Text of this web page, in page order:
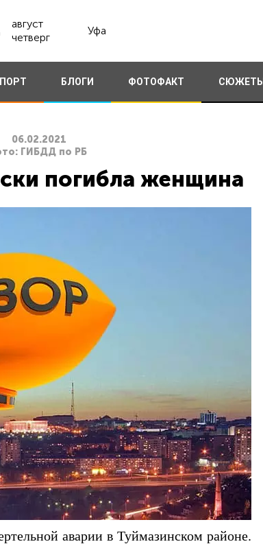
август
четверг
Уфа
БЛОГИ ФОТОФАКТ СЮЖЕТЫ
06.02.2021
ГИБДД по РБ
погибла женщина
аварии в Туймазинском районе.